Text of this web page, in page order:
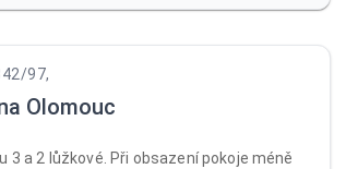
97,
Olomouc
3 a 2 lůžkové. Při obsazení pokoje méně